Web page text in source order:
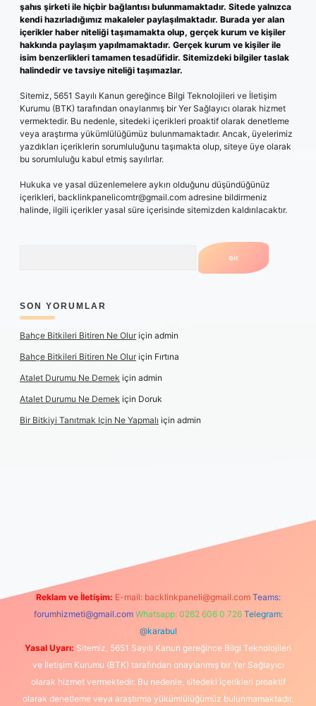
şahıs şirketi ile hiçbir bağlantısı bulunmamaktadır. Sitede yalnızca
kendi hazırladığımız makaleler paylaşılmaktadır. Burada yer alan
içerikler haber niteliği taşımamakta olup, gerçek kurum ve kişiler
hakkında paylaşım yapılmamaktadır. Gerçek kurum ve kişiler ile
isim benzerlikleri tamamen tesadüfidir. Sitemizdeki bilgiler taslak
halindedir ve tavsiye niteliği taşımazlar.
Sitemiz, 5651 Sayılı Kanun gereğince Bilgi Teknolojileri ve İletişim
Kurumu (BTK) tarafından onaylanmış bir Yer Sağlayıcı olarak hizmet
vermektedir. Bu nedenle, sitedeki içerikleri proaktif olarak denetleme
veya araştırma yükümlülüğümüz bulunmamaktadır. Ancak, üyelerimiz
yazdıkları içeriklerin sorumluluğunu taşımakta olup, siteye üye olarak
bu sorumluluğu kabul etmiş sayılırlar.
Hukuka ve yasal düzenlemelere aykırı olduğunu düşündüğünüz
içerikleri, backlinkpanelicomtr@gmail.com adresine bildirmeniz
halinde, ilgili içerikler yasal süre içerisinde sitemizden kaldırılacaktır.
SON YORUMLAR
Bahçe Bitkileri Bitiren Ne Oluriçin admin
Bahçe Bitkileri Bitiren Ne Oluriçin Fırtına
Atalet Durumu Ne Demek için admin
Atalet Durumu Ne Demek için Doruk
Bir Bitkiyi Tanıtmak Için Ne Yapmalı için admin
Reklam ve İletişim: E-mail: backlinkpaneli@gmail.com Teams:
forumhizmeti@gmail.com Whatsapp: 0262 606 0 726 Telegram:
@karabul
Yasal Uyarı: Sitemiz, 5651 Sayılı Kanun gereğince Bilgi Teknolojileri
ve İletişim Kurumu (BTK) tarafından onaylanmış bir Yer Sağlayıcı
olarak hizmet vermektedir. Bu nedenle, sitedeki içerikleri proaktif
olarak denetleme veya araştırma yükümlülüğümüz bulunmamaktadır.